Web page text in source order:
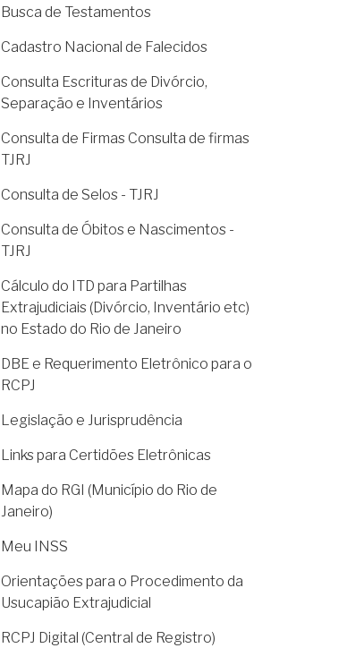
Busca de Testamentos
Cadastro Nacional de Falecidos
Consulta Escrituras de Divórcio,
Separação e Inventários
Consulta de Firmas Consulta de firmas
TJRJ
Consulta de Selos - TJRJ
Consulta de Óbitos e Nascimentos -
TJRJ
Cálculo do ITD para Partilhas
Extrajudiciais (Divórcio, Inventário etc)
no Estado do Rio de Janeiro
DBE e Requerimento Eletrônico para o
RCPJ
Legislação e Jurisprudência
Links para Certidões Eletrônicas
Mapa do RGI (Município do Rio de
Janeiro)
Meu INSS
Orientações para o Procedimento da
Usucapião Extrajudicial
RCPJ Digital (Central de Registro)